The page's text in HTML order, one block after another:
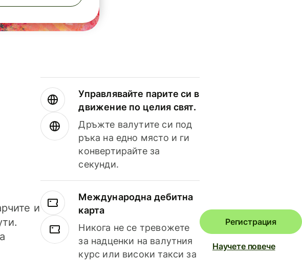
и
Управлявайте парите си в
движение по целия свят.
Дръжте валутите си под
ръка на едно място и ги
конвертирайте за
секунди.
Международна дебитна
карта
Никога не се тревожете
за надценки на валутния
курс или високи такси за
Регистрация
Научете повече